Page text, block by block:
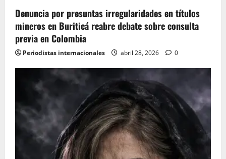
Denuncia por presuntas irregularidades en títulos
mineros en Buriticá reabre debate sobre consulta
previa en Colombia
Periodistas internacionales abril 28, 2026 0